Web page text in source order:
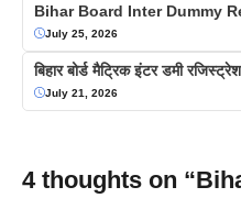
Bihar Board Inter Dummy
July 25, 2026
बिहार बोर्ड मैट्रिक इंटर डमी
July 21, 2026
4 thoughts on